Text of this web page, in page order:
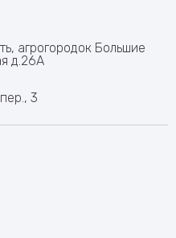
агрогородок Большие
д.26А
3